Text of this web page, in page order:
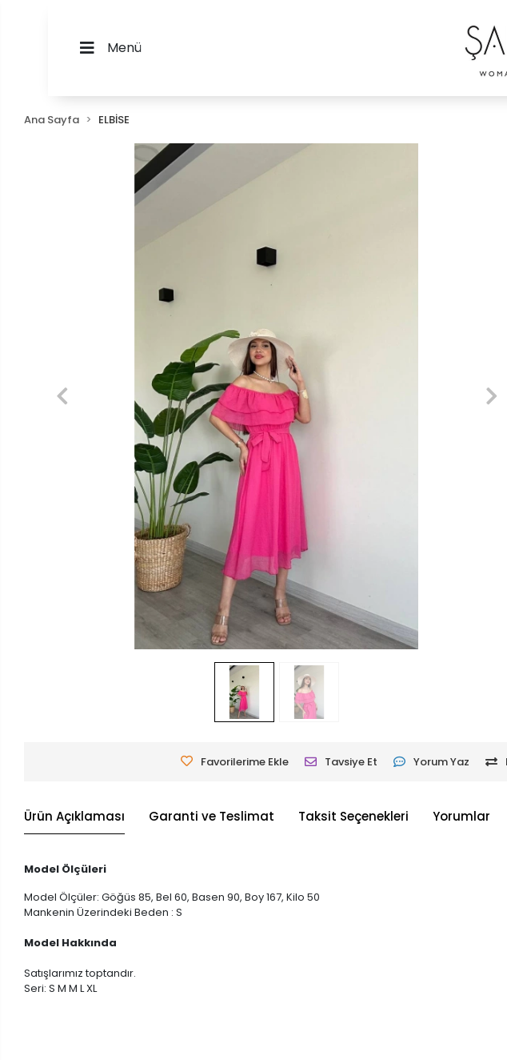
Menü
Ana Sayfa ELBİSE
Favorilerime Ekle Tavsiye Et Yorum Yaz
Ürün Açıklaması Garanti ve Teslimat Taksit Seçenekleri Yorumlar
Model Ölçüleri
Model Ölçüler: Göğüs 85, Bel 60, Basen 90, Boy 167, Kilo 50
Mankenin Üzerindeki Beden : S
Model Hakkında
Satışlarımız toptandır.
Seri: S M M L XL